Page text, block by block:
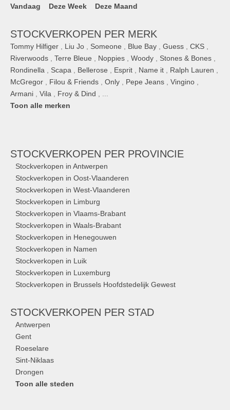
Vandaag Deze Week Deze Maand
STOCKVERKOPEN PER MERK
Tommy Hilfiger Liu Jo Someone Blue Bay Guess CKS
Riverwoods
Terre Bleue Noppies Woody Stones & Bones
Rondinella
Scapa Bellerose Esprit Name it Ralph Lauren
McGregor
Filou & Friends Only Pepe Jeans Vingino
Armani
Vila Froy & Dind
Toon alle merken
STOCKVERKOPEN PER PROVINCIE
Stockverkopen in Antwerpen
Stockverkopen in Oost-Vlaanderen
Stockverkopen in West-Vlaanderen
Stockverkopen in Limburg
Stockverkopen in Vlaams-Brabant
Stockverkopen in Waals-Brabant
Stockverkopen in Henegouwen
Stockverkopen in Namen
Stockverkopen in Luik
Stockverkopen in Luxemburg
Stockverkopen in Brussels Hoofdstedelijk Gewest
STOCKVERKOPEN PER STAD
Antwerpen
Gent
Roeselare
Sint-Niklaas
Drongen
Toon alle steden